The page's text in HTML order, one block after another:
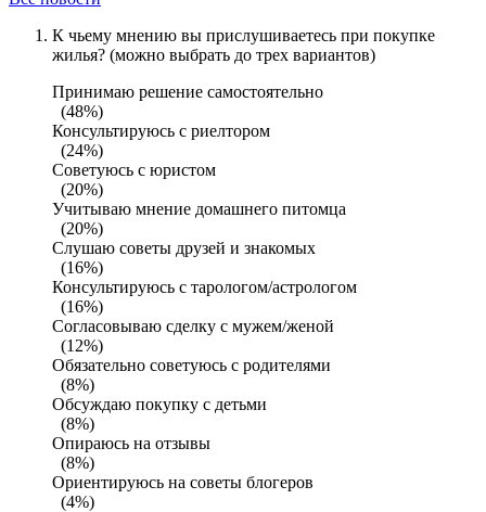
К чьему мнению вы прислушиваетесь при покупке
жилья? (можно выбрать до трех вариантов)
Принимаю решение самостоятельно
(48%)
Консультируюсь с риелтором
(24%)
Советуюсь с юристом
(20%)
Учитываю мнение домашнего питомца
(20%)
Слушаю советы друзей и знакомых
(16%)
Консультируюсь с тарологом/астрологом
(16%)
Согласовываю сделку с мужем/женой
(12%)
Обязательно советуюсь с родителями
(8%)
Обсуждаю покупку с детьми
(8%)
Опираюсь на отзывы
(8%)
Ориентируюсь на советы блогеров
(4%)